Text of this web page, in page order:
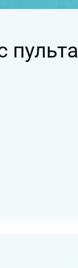
пульта